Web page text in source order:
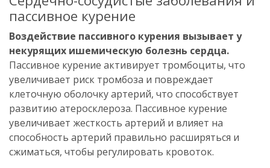
пассивное курение
Воздействие пассивного курения вызывает у
некурящих ишемическую болезнь сердца.
Пассивное курение активирует тромбоциты, что
увеличивает риск тромбоза и повреждает
клеточную оболочку артерий, что способствует
развитию атеросклероза. Пассивное курение
увеличивает жесткость артерий и влияет на
способность артерий правильно расширяться и
сжиматься, чтобы регулировать кровоток.